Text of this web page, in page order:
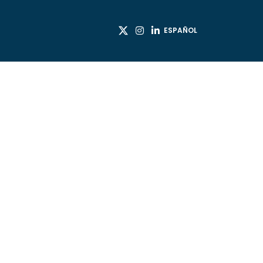
ESPAÑOL